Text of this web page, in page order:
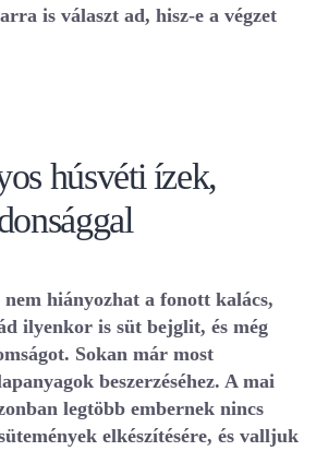
is választ ad, hisz-e a végzet
húsvéti ízek,
hiányozhat a fonott kalács,
ilyenkor is süt bejglit, és még
Sokan már most
beszerzéséhez. A mai
legtöbb embernek nincs
elkészítésére, és valljuk